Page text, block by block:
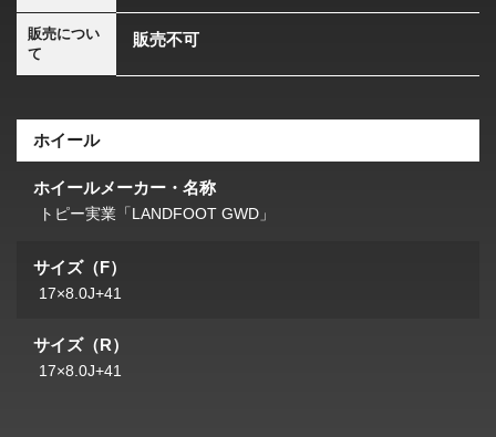
販売につい
て
販売不可
ホイール
ホイールメーカー・名称
トピー実業「LANDFOOT GWD」
サイズ（F）
17×8.0J+41
サイズ（R）
17×8.0J+41